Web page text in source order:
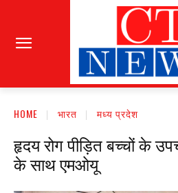
HOME भारत मध्य प्रदेश
हृदय रोग पीड़ित बच्चों के
के साथ एमओयू